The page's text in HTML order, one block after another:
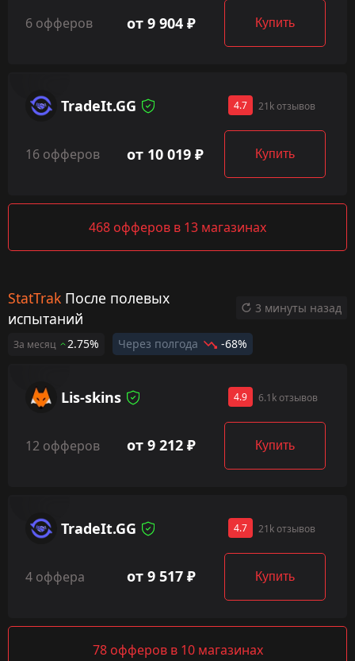
6 офферов от 9 904 ₽ Купить
TradeIt.GG 4.7 21k отзывов
16 офферов от 10 019 ₽ Купить
468 офферов в 13 магазинах
StatTrak После полевых
испытаний
За месяц 2.75% Через полгода -68%
3 минуты назад
Lis-skins 4.9 6.1k отзывов
12 офферов от 9 212 ₽ Купить
TradeIt.GG 4.7 21k отзывов
4 оффера от 9 517 ₽ Купить
78 офферов в 10 магазинах